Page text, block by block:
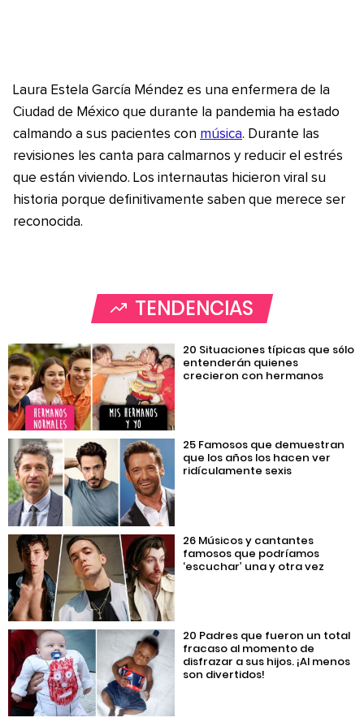
Laura Estela García Méndez es una enfermera de la
Ciudad de México que durante la pandemia ha estado
calmando a sus pacientes con música. Durante las
revisiones les canta para calmarnos y reducir el estrés
que están viviendo. Los internautas hicieron viral su
historia porque definitivamente saben que merece ser
reconocida.
TENDENCIAS
20 Situaciones típicas que sólo
entenderán quienes
crecieron con hermanos
25 Famosos que demuestran
que los años los hacen ver
ridículamente sexis
26 Músicos y cantantes
famosos que podríamos
‘escuchar’ una y otra vez
20 Padres que fueron un total
fracaso al momento de
disfrazar a sus hijos. ¡Al menos
son divertidos!